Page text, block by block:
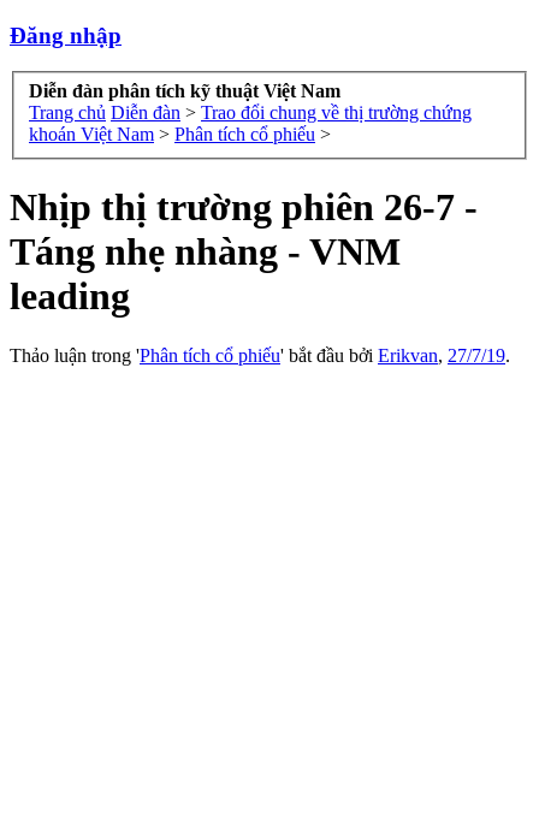
Đăng nhập
Diễn đàn phân tích kỹ thuật Việt Nam
Trang chủ Diễn đàn > Trao đổi chung về thị trường chứng
khoán Việt Nam > Phân tích cổ phiếu >
Nhịp thị trường phiên 26-7 -
Táng nhẹ nhàng - VNM
leading
Thảo luận trong 'Phân tích cổ phiếu' bắt đầu bởi Erikvan, 27/7/19.